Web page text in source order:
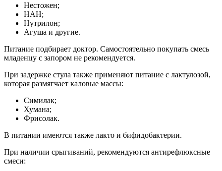
Нестожен;
НАН;
Нутрилон;
Агуша и другие.
Питание подбирает доктор. Самостоятельно покупать смесь
младенцу с запором не рекомендуется.
При задержке стула также применяют питание с лактулозой,
которая размягчает каловые массы:
Симилак;
Хумана;
Фрисолак.
В питании имеются также лакто и бифидобактерии.
При наличии срыгиваний, рекомендуются антирефлюксные
смеси: